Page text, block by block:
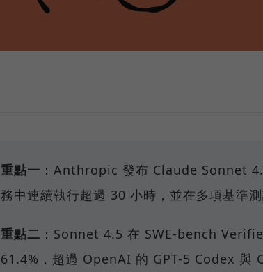
重點一 ：Anthropic 發布 Claude Sonnet
務中連續執行超過 30 小時，並在多項基準測
重點二 ：Sonnet 4.5 在 SWE-bench
61.4%，超過 OpenAI 的 GPT-5 Codex